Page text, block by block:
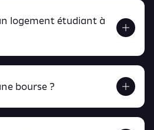
logement étudiant à
ça en cliquant ici !
bourse ?